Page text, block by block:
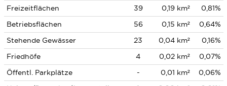
Freizeitflächen
39 0,19 km²
0,81%
Betriebsflächen
56 0,15 km²
0,64%
Stehende Gewässer
23 0,04 km²
0,16%
Friedhöfe
4 0,02 km²
0,07%
Öffentl. Parkplätze
- 0,01 km²
0,06%